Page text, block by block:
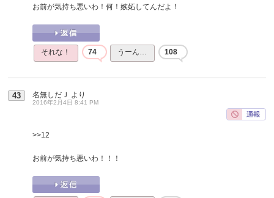
お前が気持ち悪いわ！何！嫉妬してんだよ！
それな！ 74 うーん… 108
43 名無しだＪ より
2016年2月4日 8:41 PM
>>12
お前が気持ち悪いわ！！！